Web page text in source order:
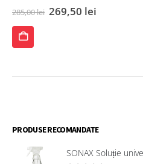
285,00lei 269,50 lei
ÎN
PRODUSE RECOMANDATE